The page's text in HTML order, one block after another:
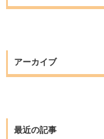
アーカイブ
最近の記事